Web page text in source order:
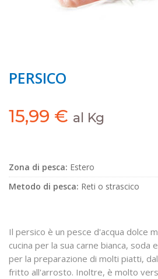
PERSICO
15,99 € al Kg
Zona di pesca: Estero
Metodo di pesca: Reti o strascico
Il persico è un pesce d'acqua dolce
cucina per la sua carne bianca, soda
per la preparazione di molti piatti,
fritto all'arrosto. Inoltre, è molto